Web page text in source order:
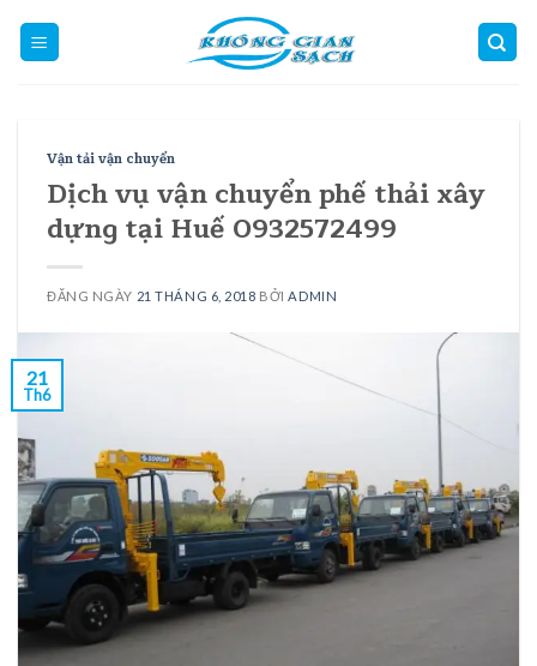
Vận tải vận chuyển
Dịch vụ vận chuyển phế thải xây
dựng tại Huế 0932572499
ĐĂNG NGÀY 21 THÁNG 6, 2018 BỞI ADMIN
21
Th6